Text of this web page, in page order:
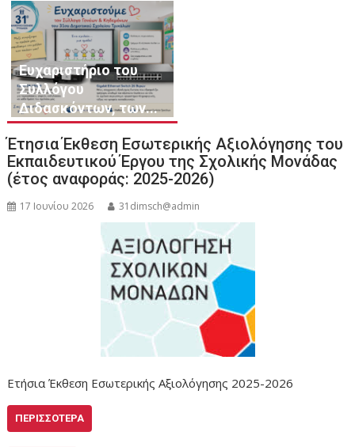
Ευχαριστήριο του
Συλλόγου
Διδασκόντων, των...
Έτησια Έκθεση Εσωτερικής Αξιολόγησης του
Εκπαιδευτικού Έργου της Σχολικής Μονάδας
(έτος αναφοράς: 2025-2026)
17 Ιουνίου 2026 31dimsch@admin
Ετήσια Έκθεση Εσωτερικής Αξιολόγησης 2025-2026
ΠΕΡΙΣΣΌΤΕΡΑ